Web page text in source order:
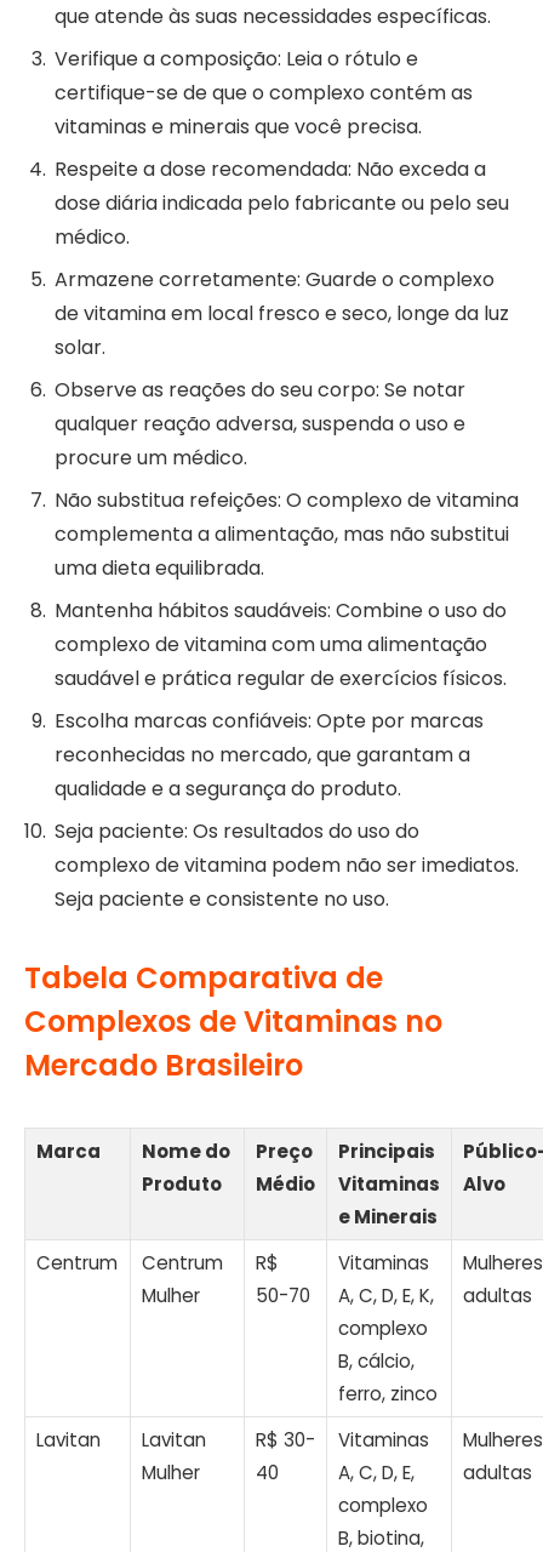
que atende às suas necessidades específicas.
Verifique a composição: Leia o rótulo e
certifique-se de que o complexo contém as
vitaminas e minerais que você precisa.
Respeite a dose recomendada: Não exceda a
dose diária indicada pelo fabricante ou pelo seu
médico.
Armazene corretamente: Guarde o complexo
de vitamina em local fresco e seco, longe da luz
solar.
Observe as reações do seu corpo: Se notar
qualquer reação adversa, suspenda o uso e
procure um médico.
Não substitua refeições: O complexo de vitamina
complementa a alimentação, mas não substitui
uma dieta equilibrada.
Mantenha hábitos saudáveis: Combine o uso do
complexo de vitamina com uma alimentação
saudável e prática regular de exercícios físicos.
Escolha marcas confiáveis: Opte por marcas
reconhecidas no mercado, que garantam a
qualidade e a segurança do produto.
Seja paciente: Os resultados do uso do
complexo de vitamina podem não ser imediatos.
Seja paciente e consistente no uso.
Tabela Comparativa de
Complexos de Vitaminas no
Mercado Brasileiro
Marca
Nome do
Produto
Preço
Médio
Principais
Vitaminas
e Minerais
Alvo
Centrum
Centrum
Mulher
R$
50-70
Vitaminas
A, C, D, E, K,
complexo
B, cálcio,
ferro, zinco
Mulheres
adultas
Lavitan
Lavitan
Mulher
R$ 30-
40
Vitaminas
A, C, D, E,
complexo
B, biotina,
Mulheres
adultas